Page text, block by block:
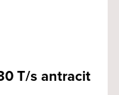
T/s antracit